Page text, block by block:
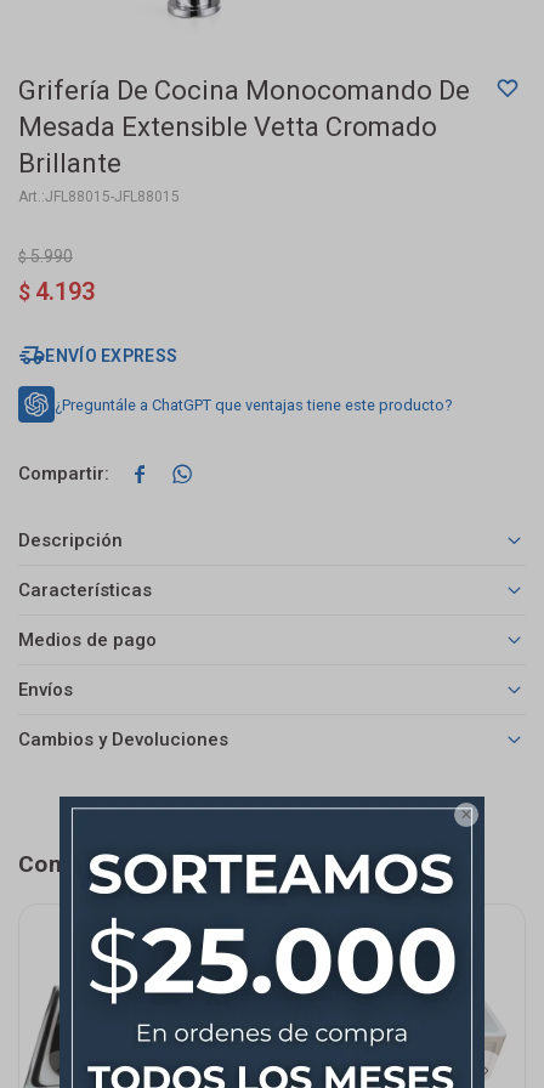

Grifería De Cocina Monocomando De
Mesada Extensible Vetta Cromado
Brillante
JFL88015-JFL88015
$ 4.193
$ 5.990
ENVÍO EXPRESS
¿Preguntále a ChatGPT que ventajas tiene este producto?
 
Descripción
Características
Medios de pago
Envíos
Cambios y Devoluciones
Completá tu compra